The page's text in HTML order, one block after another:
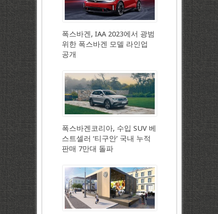
폭스바겐, IAA 2023에서 광범
위한 폭스바겐 모델 라인업
공개
폭스바겐코리아, 수입 SUV 베
스트셀러 ‘티구안’ 국내 누적
판매 7만대 돌파